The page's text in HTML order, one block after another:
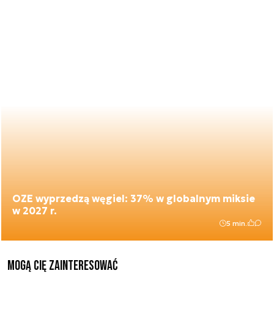
OZE wyprzedzą węgiel: 37% w globalnym miksie
w 2027 r.
5 min.
Mogą Cię zainteresować